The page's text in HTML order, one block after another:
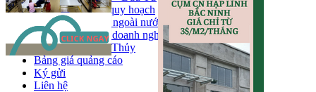
Thông tin quy hoạch
Thị trường ngoài nước
Hoạt động doanh nghiẹp
Tin Phong Thủy
Bảng giá quảng cáo
Ký gửi
Liên hệ